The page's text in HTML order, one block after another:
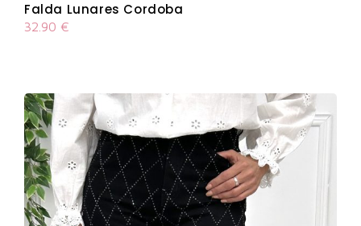
Falda Lunares Cordoba
32.90 €